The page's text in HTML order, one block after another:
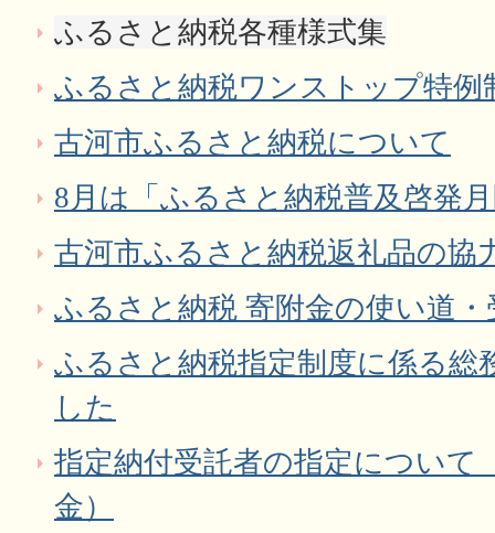
ふるさと納税各種様式集
ふるさと納税ワンストップ特例
古河市ふるさと納税について
8月は「ふるさと納税普及啓発
古河市ふるさと納税返礼品の協
ふるさと納税 寄附金の使い道
ふるさと納税指定制度に係る総
した
指定納付受託者の指定について
金）